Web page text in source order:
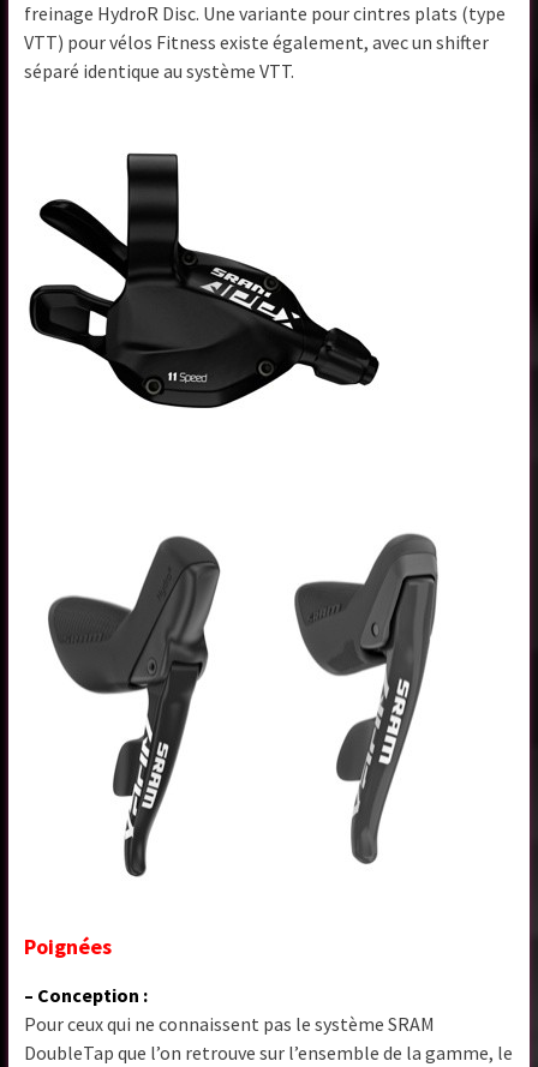
freinage HydroR Disc. Une variante pour cintres plats (type
VTT) pour vélos Fitness existe également, avec un shifter
séparé identique au système VTT.
Poignées
– Conception :
Pour ceux qui ne connaissent pas le système SRAM
DoubleTap que l’on retrouve sur l’ensemble de la gamme, le